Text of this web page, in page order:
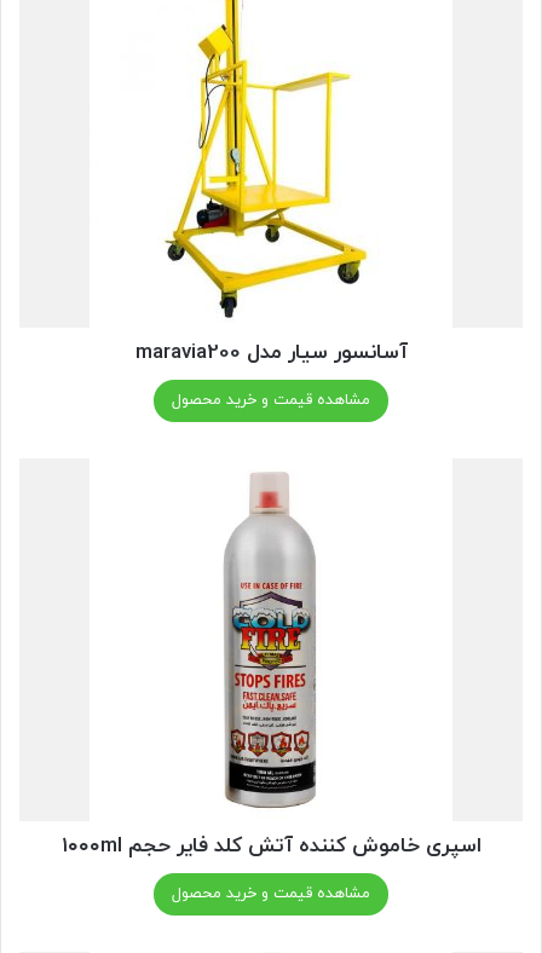
آسانسور سیار مدل maravia200
مشاهده قیمت و خرید محصول
اسپری خاموش کننده آتش کلد فایر حجم ۱۰۰۰ml
مشاهده قیمت و خرید محصول